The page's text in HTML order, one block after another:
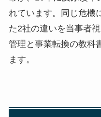
れています。同じ危機
た2社の違いを当事者
管理と事業転換の教科
ます。